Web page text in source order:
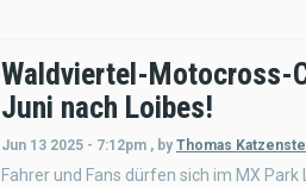
Waldviertel-Motocross-
Juni nach Loibes!
Jun 13 2025 - 7:12pm , by Thomas
Fahrer und Fans dürfen sich im MX